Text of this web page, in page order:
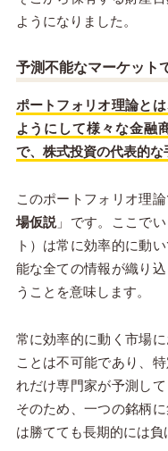
ようになりました。
予測不能なマーケット
ポートフォリオ理論と
ようにして様々な金融
で、株式投資の代表的
このポートフォリオ理
場仮説 」です。ここで
ト）は常に効率的に動
能な全ての情報が織り
うことを意味します。
常に効率的に動く市場
ことは不可能であり、
れだけ専門家が予測し
そのため、一つの銘柄
は勝てても長期的には負